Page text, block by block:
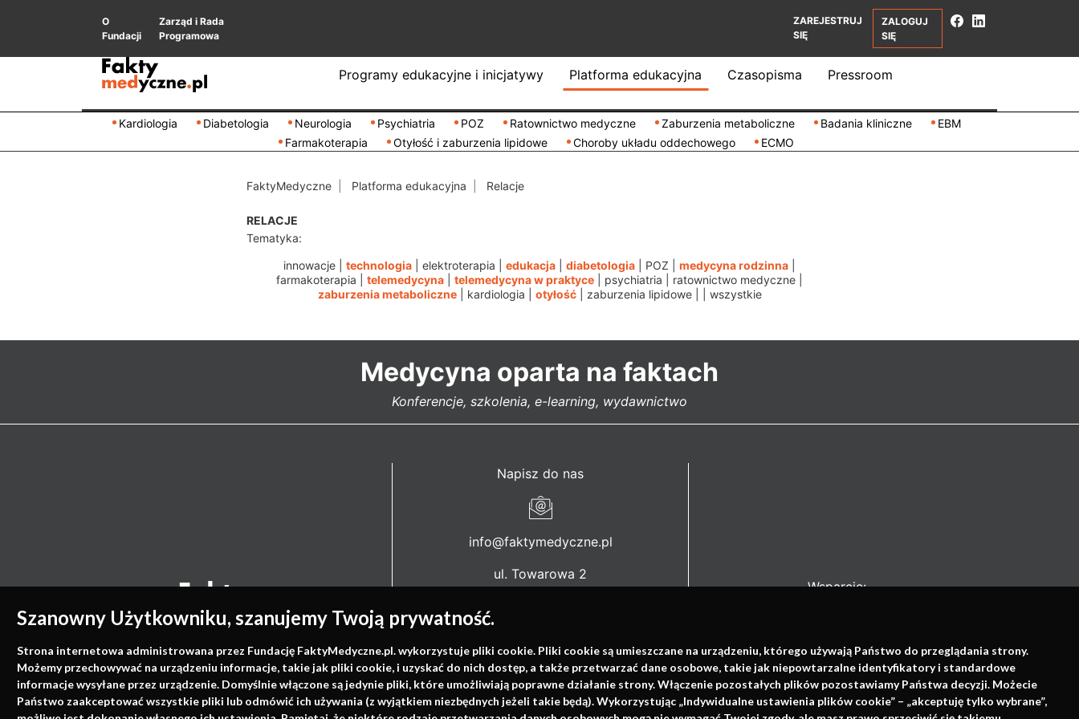
Szanowny Użytkowniku, szanujemy Twoją prywatność.
Strona internetowa administrowana przez Fundację FaktyMedyczne.pl. wykorzystuje pliki cookie. Pliki cookie są umieszczane na urządzeniu, którego używają Państwo do przeglądania strony.
Możemy przechowywać na urządzeniu informacje, takie jak pliki cookie, i uzyskać do nich dostęp, a także przetwarzać dane osobowe, takie jak niepowtarzalne identyfikatory i standardowe
informacje wysyłane przez urządzenie. Domyślnie włączone są jedynie pliki, które umożliwiają poprawne działanie strony. Włączenie pozostałych plików pozostawiamy Państwa decyzji. Możecie
Państwo zaakceptować wszystkie pliki lub odmówić ich używania (z wyjątkiem niezbędnych jeżeli takie będą). Wykorzystując „Indywidualne ustawienia plików cookie” – „akceptuję tylko wybrane”,
O
Fundacji
Zarząd i Rada
Programowa
ZAREJESTRUJ
SIĘ
ZALOGUJ
SIĘ
Programy edukacyjne i inicjatywy Platforma edukacyjna Czasopisma Pressroom
Kardiologia Diabetologia Neurologia Psychiatria POZ Ratownictwo medyczne Zaburzenia metaboliczne Badania kliniczne
EBM
Farmakoterapia
Otyłość i zaburzenia lipidowe Choroby układu oddechowego ECMO
FaktyMedyczne Platforma edukacyjna Relacje
RELACJE
Tematyka:
innowacje
technologia elektroterapia edukacja diabetologia POZ medycyna rodzinna
farmakoterapia
telemedycyna telemedycyna w praktyce psychiatria ratownictwo medyczne
zaburzenia metaboliczne| kardiologia otyłość| zaburzenia lipidowe| wszystkie
Medycyna oparta na faktach
Konferencje, szkolenia, e-learning, wydawnictwo
Napisz do nas
info@faktymedyczne.pl
ul. Towarowa 2
ul. Wolności 338b
41-800 Zabrze
Biuro Zarządu Fundacji:
Wsparcie: